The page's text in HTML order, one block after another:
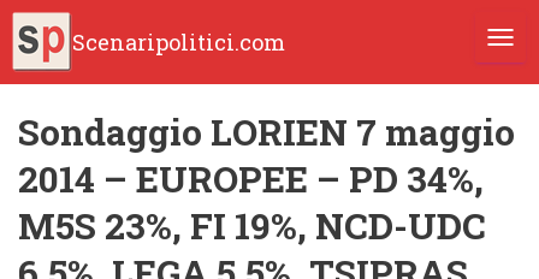
Scenaripolitici.com
Sondaggio LORIEN 7 maggio
2014 – EUROPEE – PD 34%,
M5S 23%, FI 19%, NCD-UDC